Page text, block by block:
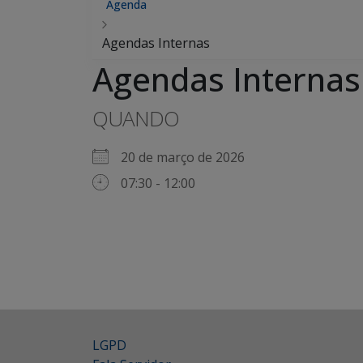
Agenda
Agendas Internas
Agendas Internas
QUANDO
20 de março de 2026
07:30 - 12:00
LGPD